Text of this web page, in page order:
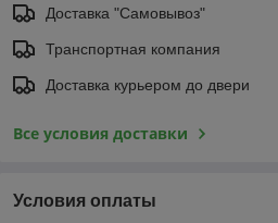
Доставка "Самовывоз"
Транспортная компания
Доставка курьером до двери
Все условия доставки
Условия оплаты